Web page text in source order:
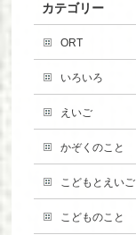
カテゴリー
ORT
いろいろ
えいご
かぞくのこと
こどもとえいご
こどものこと